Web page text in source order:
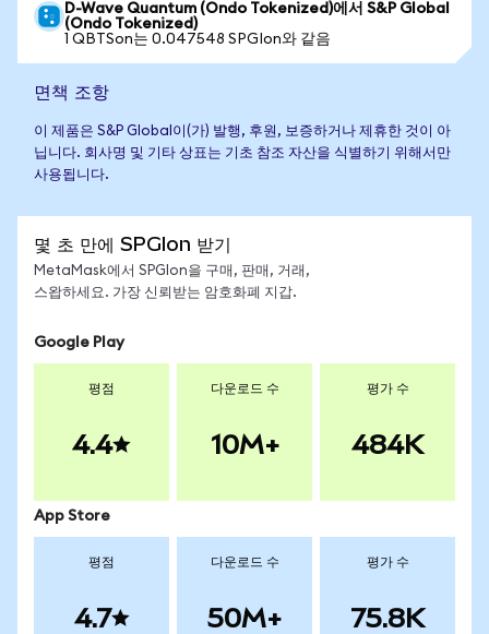
D-Wave Quantum (Ondo Tokenized)에서 S&P Global
(Ondo Tokenized)
1 QBTSon는 0.047548 SPGIon와 같음
면책 조항
이 제품은 S&P Global이(가) 발행, 후원, 보증하거나 제휴한 것이 아
닙니다. 회사명 및 기타 상표는 기초 참조 자산을 식별하기 위해서만
사용됩니다.
몇 초 만에 SPGIon 받기
MetaMask에서 SPGIon을 구매, 판매, 거래,
스왑하세요. 가장 신뢰받는 암호화폐 지갑.
Google Play
평점
4.4
다운로드 수
10M+
평가 수
484K
App Store
평점
4.7
다운로드 수
50M+
평가 수
75.8K